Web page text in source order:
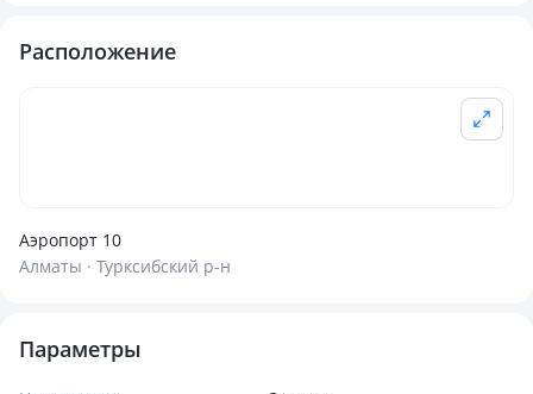
Расположение
Аэропорт 10
Алматы · Турксибский р-н
Параметры